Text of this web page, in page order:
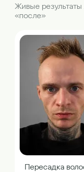
Живые
«после»
Пересадка